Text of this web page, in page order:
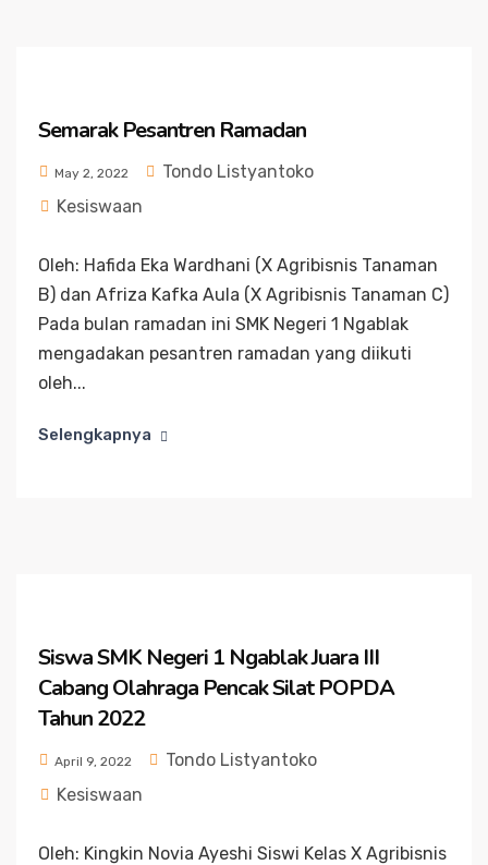
Semarak Pesantren Ramadan
May 2, 2022
Tondo Listyantoko
Kesiswaan
Oleh: Hafida Eka Wardhani (X Agribisnis Tanaman
B) dan Afriza Kafka Aula (X Agribisnis Tanaman C)
Pada bulan ramadan ini SMK Negeri 1 Ngablak
mengadakan pesantren ramadan yang diikuti
oleh...
Selengkapnya
Siswa SMK Negeri 1 Ngablak Juara III
Cabang Olahraga Pencak Silat POPDA
Tahun 2022
April 9, 2022
Tondo Listyantoko
Kesiswaan
Oleh: Kingkin Novia Ayeshi Siswi Kelas X Agribisnis